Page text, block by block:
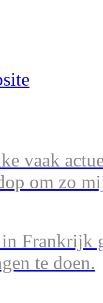
vaak
om zo
Frankrijk
te doen.